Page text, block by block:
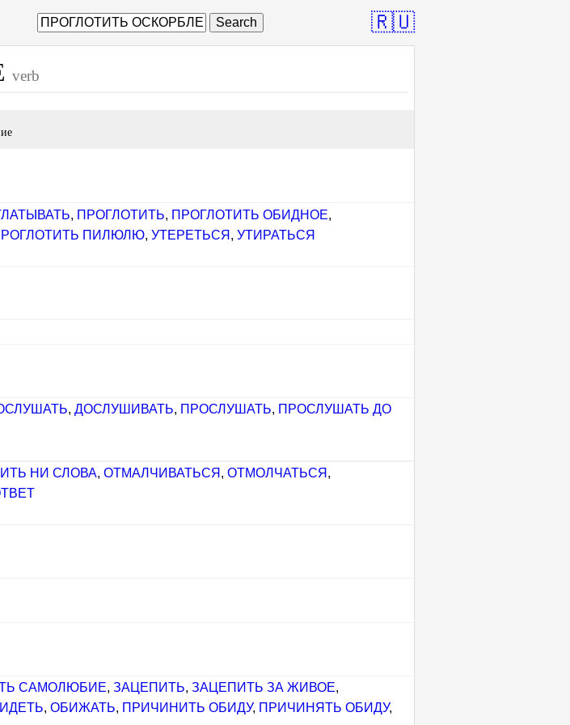
Search 🇷🇺
verb
, ПРОГЛОТИТЬ, ПРОГЛОТИТЬ ОБИДНОЕ,
ПИЛЮЛЮ,УТЕРЕТЬСЯ ,УТИРАТЬСЯ
, ДОСЛУШИВАТЬ, ПРОСЛУШАТЬ, ПРОСЛУШАТЬ ДО
НИ СЛОВА, ОТМАЛЧИВАТЬСЯ , ОТМОЛЧАТЬСЯ ,
САМОЛЮБИЕ, ЗАЦЕПИТЬ, ЗАЦЕПИТЬ ЗА ЖИВОЕ,
,ОБИЖАТЬ, ПРИЧИНИТЬ ОБИДУ, ПРИЧИНЯТЬ ОБИДУ,